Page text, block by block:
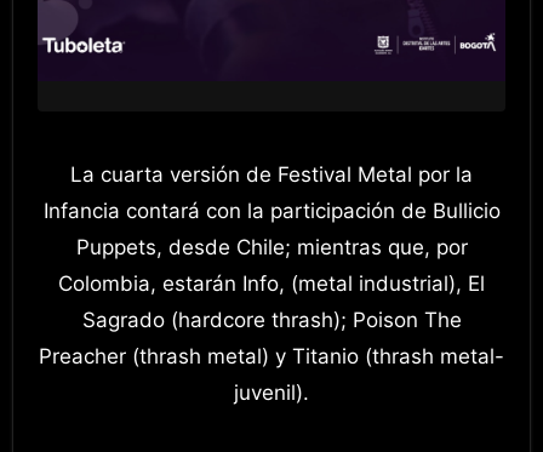
La cuarta versión de Festival Metal por la
Infancia contará con la participación de Bullicio
Puppets, desde Chile; mientras que, por
Colombia, estarán Info, (metal industrial), El
Sagrado (hardcore thrash); Poison The
Preacher (thrash metal) y Titanio (thrash metal-
juvenil).